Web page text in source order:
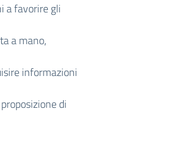
a favorire gli
a mano,
informazioni
di